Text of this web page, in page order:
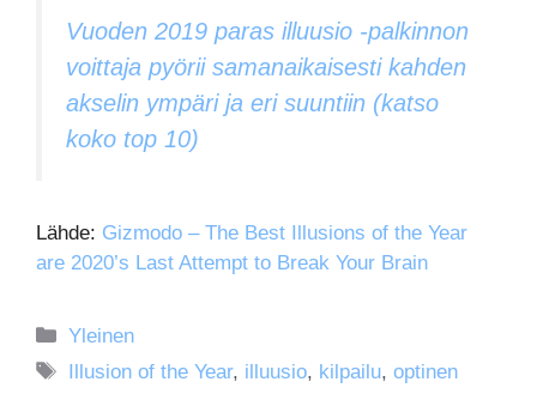
Vuoden 2019 paras illuusio -palkinnon
voittaja pyörii samanaikaisesti kahden
akselin ympäri ja eri suuntiin (katso
koko top 10)
Lähde: Gizmodo – The Best Illusions of the Year
are 2020’s Last Attempt to Break Your Brain
Kategoriat
Yleinen
Avainsanat
Illusion of the Year, illuusio, kilpailu,optinen